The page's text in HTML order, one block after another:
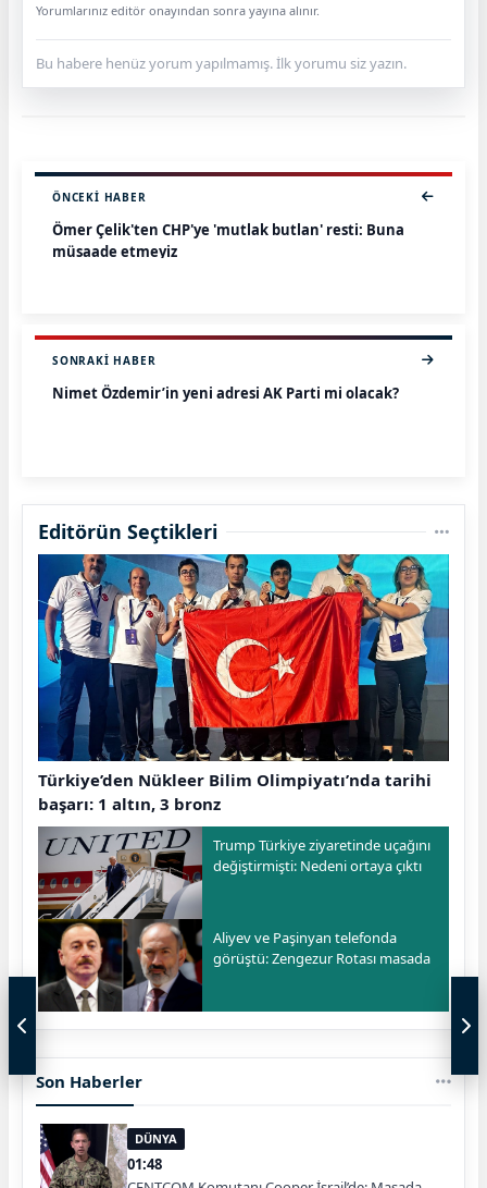
Yorumlarınız editör onayından sonra yayına alınır.
Bu habere henüz yorum yapılmamış. İlk yorumu siz yazın.
ÖNCEKI HABER
Ömer Çelik'ten CHP'ye 'mutlak butlan' resti: Buna
müsaade etmeyiz
SONRAKI HABER
Nimet Özdemir’in yeni adresi AK Parti mi olacak?
Editörün Seçtikleri
Türkiye’den Nükleer Bilim Olimpiyatı’nda tarihi
başarı: 1 altın, 3 bronz
Trump Türkiye ziyaretinde uçağını
değiştirmişti: Nedeni ortaya çıktı
Aliyev ve Paşinyan telefonda
görüştü: Zengezur Rotası masada
Son Haberler
DÜNYA
01:48